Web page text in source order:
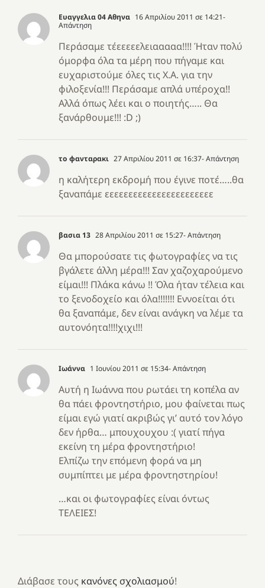
Ευαγγελια 04 Αθηνα 16 Απριλίου 2011 σε 14:21-
Απάντηση
Περάσαμε τέεεεεελειααααα!!!! Ήταν πολύ
όμορφα όλα τα μέρη που πήγαμε και
ευχαριστούμε όλες τις Χ.Α. για την
φιλοξενία!!! Περάσαμε απλά υπέροχα!!
Αλλά όπως λέει και ο ποιητής….. Θα
ξανάρθουμε!!! :D ;)
το φανταρακι 27 Απριλίου 2011 σε 16:37- Απάντηση
η καλήτερη εκδρομή που έγινε ποτέ…..θα
ξαναπάμε εεεεεεεεεεεεεεεεεεεεεεε
βασια 13 28 Απριλίου 2011 σε 15:27- Απάντηση
Θα μπορούσατε τις φωτογραφίες να τις
βγάλετε άλλη μέρα!!! Σαν χαζοχαρούμενο
είμαι!!! Πλάκα κάνω !! Όλα ήταν τέλεια και
το ξενοδοχείο και όλα!!!!!!! Εννοείται ότι
θα ξαναπάμε, δεν είναι ανάγκη να λέμε τα
αυτονόητα!!!!χιχι!!!
Ιωάννα 1 Ιουνίου 2011 σε 15:34- Απάντηση
Αυτή η Ιωάννα που ρωτάει τη κοπέλα αν
θα πάει φροντηστήριο, μου φαίνεται πως
είμαι εγώ γιατί ακριβώς γι’ αυτό τον λόγο
δεν ήρθα… μπουχουχου :( γιατί πήγα
εκείνη τη μέρα φροντηστήριο!
Ελπίζω την επόμενη φορά να μη
συμπίπτει με μέρα φροντηστηρίου!
…και οι φωτογραφίες είναι όντως
ΤΕΛΕΙΕΣ!
Διάβασε τους κανόνες σχολιασμού!